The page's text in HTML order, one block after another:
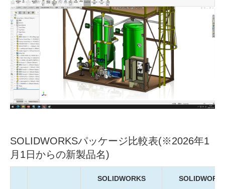
SOLIDWORKSパッケージ比較表(※2026年1
月1日からの新製品名)
SOLIDWORKS